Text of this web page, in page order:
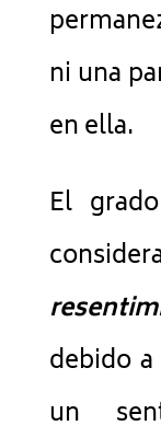
ni una
en ella.
El
debido
un